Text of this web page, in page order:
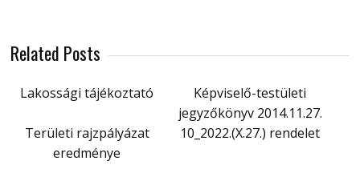
Related Posts
Lakossági tájékoztató
Képviselő-testületi
jegyzőkönyv 2014.11.27.
Területi rajzpályázat
eredménye
10_2022.(X.27.) rendelet